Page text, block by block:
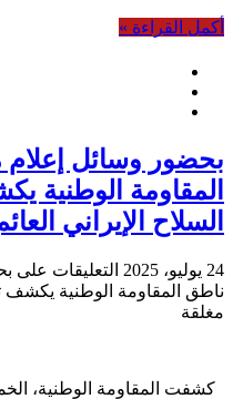
أكمل القراءة »
بحضور وسائل إعلام
المقاومة الوطنية
السلاح الإيراني
24 يوليو، 2025 التعليقات على
ناطق المقاومة الوطنية يكشف
مغلقة
كشفت المقاومة الوطنية،